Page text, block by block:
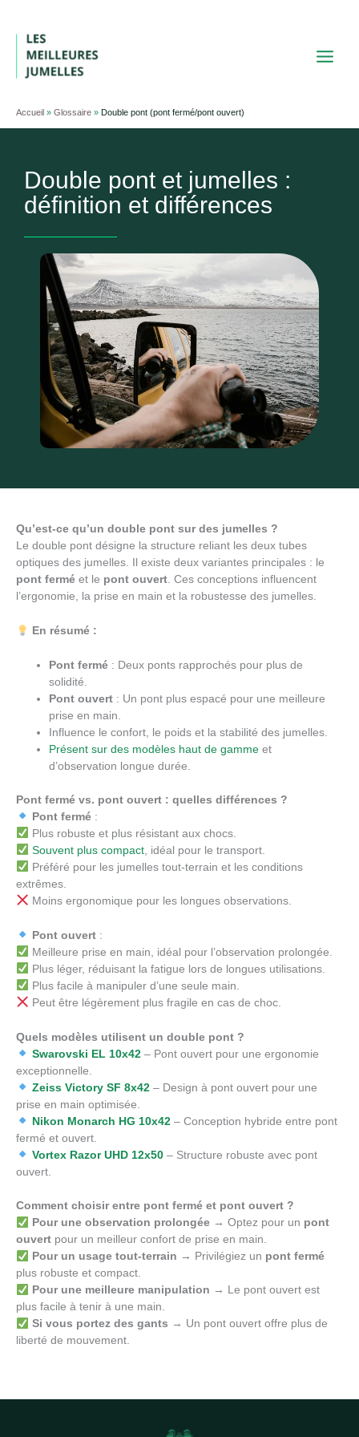
contenu
Accueil » Glossaire » Double pont (pont fermé/pont ouvert)
Double pont et jumelles :
définition et différences
Qu’est-ce qu’un double pont sur des jumelles ?
Le double pont désigne la structure reliant les deux tubes
optiques des jumelles. Il existe deux variantes principales : le
pont fermé et le pont ouvert. Ces conceptions influencent
l’ergonomie, la prise en main et la robustesse des jumelles.
En résumé :
Pont fermé : Deux ponts rapprochés pour plus de
solidité.
Pont ouvert : Un pont plus espacé pour une meilleure
prise en main.
Influence le confort, le poids et la stabilité des jumelles.
Présent sur des modèles haut de gamme et
d’observation longue durée.
Pont fermé vs. pont ouvert : quelles différences ?
Pont fermé:
Plus robuste et plus résistant aux chocs.
Souvent plus compact, idéal pour le transport.
Préféré pour les jumelles tout-terrain et les conditions
extrêmes.
Moins ergonomique pour les longues observations.
Pont ouvert:
Meilleure prise en main, idéal pour l’observation prolongée.
Plus léger, réduisant la fatigue lors de longues utilisations.
Plus facile à manipuler d’une seule main.
Peut être légèrement plus fragile en cas de choc.
Quels modèles utilisent un double pont ?
Swarovski EL 10x42– Pont ouvert pour une ergonomie
exceptionnelle.
Zeiss Victory SF 8x42– Design à pont ouvert pour une
prise en main optimisée.
Nikon Monarch HG 10x42– Conception hybride entre pont
fermé et ouvert.
Vortex Razor UHD 12x50– Structure robuste avec pont
ouvert.
Comment choisir entre pont fermé et pont ouvert ?
Pour une observation prolongée→ Optez pour un pont
ouvert pour un meilleur confort de prise en main.
Pour un usage tout-terrain → Privilégiez un pont fermé
plus robuste et compact.
Pour une meilleure manipulation → Le pont ouvert est
plus facile à tenir à une main.
Si vous portez des gants → Un pont ouvert offre plus de
liberté de mouvement.